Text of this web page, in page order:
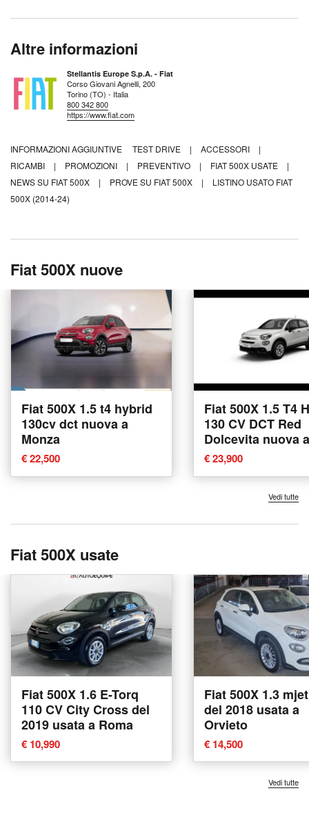
Altre informazioni
Stellantis Europe S.p.A. - Fiat
Corso Giovani Agnelli, 200
Torino (TO) - Italia
800 342 800
https://www.fiat.com
INFORMAZIONI AGGIUNTIVE TEST DRIVE | ACCESSORI
|
RICAMBI
| PROMOZIONI | PREVENTIVO | FIAT 500X USATE
|
NEWS SU FIAT 500X
| PROVE SU FIAT 500X |
LISTINO USATO FIAT
500X (2014-24)
Fiat 500X nuove
Fiat 500X 1.5 t4 hybrid
130cv dct nuova a
Monza
€ 22,500
Fiat 500X 1.5 T4
130 CV DCT Red
Dolcevita nuova a
Torino
€ 23,900
Vedi tutte
Fiat 500X usate
Fiat 500X 1.6 E-Torq
110 CV City Cross del
2019 usata a Roma
€ 10,990
Fiat 500X 1.3
del 2018 usata a
Orvieto
€ 14,500
Vedi tutte